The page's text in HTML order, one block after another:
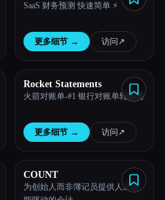
SaaS 财务预测 快速简单 ⚡
更多细节 → 访问 ↗︎
Rocket Statements
火箭对账单-#1 银行对账单转换器
更多细节 → 访问 ↗︎
COUNT
为创始人而非簿记员提供人工智